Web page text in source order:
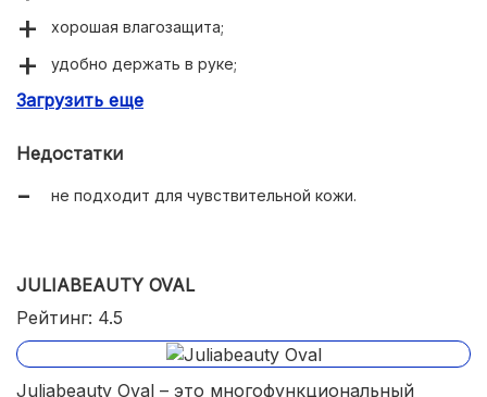
хорошая влагозащита;
удобно держать в руке;
есть подставка и защитная крышечка;
Загрузить еще
Недостатки
не подходит для чувствительной кожи.
JULIABEAUTY OVAL
Рейтинг: 4.5
Juliabeauty Oval – это многофункциональный